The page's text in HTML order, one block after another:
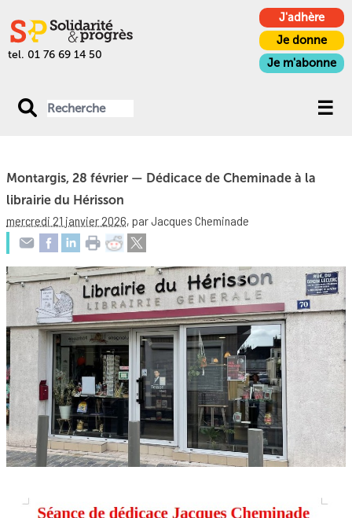
tel. 01 76 69 14 50
J'adhère
Je donne
Je m'abonne
Montargis, 28 février — Dédicace de Cheminade à la
librairie du Hérisson
mercredi 21 janvier 2026, par Jacques Cheminade